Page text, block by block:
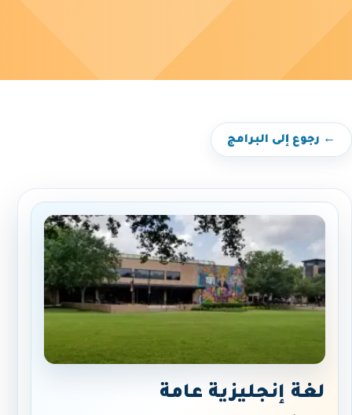
← رجوع إلى البرامج
لغة إنجليزية عامة